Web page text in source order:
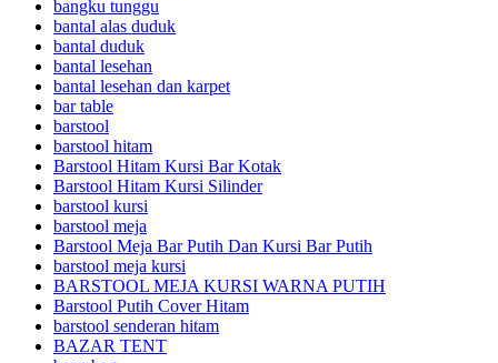
bangku tunggu
bantal alas duduk
bantal duduk
bantal lesehan
bantal lesehan dan karpet
bar table
barstool
barstool hitam
Barstool Hitam Kursi Bar Kotak
Barstool Hitam Kursi Silinder
barstool kursi
barstool meja
Barstool Meja Bar Putih Dan Kursi Bar Putih
barstool meja kursi
BARSTOOL MEJA KURSI WARNA PUTIH
Barstool Putih Cover Hitam
barstool senderan hitam
BAZAR TENT